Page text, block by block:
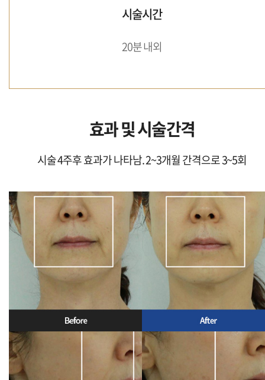
시술시간
20분 내외
효과 및 시술간격
시술 4주후 효과가 나타남. 2~3개월 간격으로 3~5회